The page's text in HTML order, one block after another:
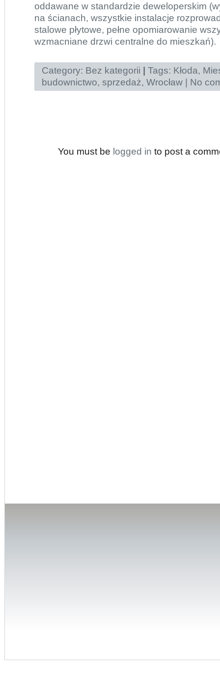
oddawane w standardzie deweloperskim
na ścianach, wszystkie instalacje
stalowe płytowe, pełne opomiarowanie
wzmacniane drzwi centralne do mieszkań).
Category: Bez kategorii Tags: Kłoda,
budownictwo, sprzedaż, Wrocław No
You must be logged in to post a